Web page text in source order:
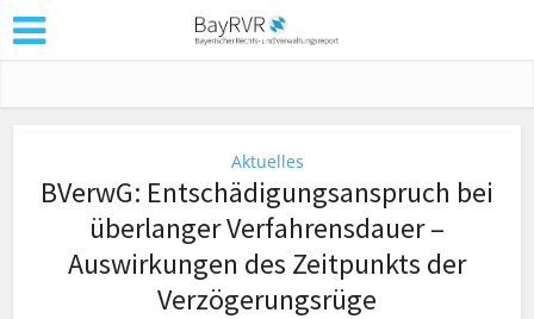
Aktuelles
BVerwG: Entschädigungsanspruch bei
überlanger Verfahrensdauer –
Auswirkungen des Zeitpunkts der
Verzögerungsrüge